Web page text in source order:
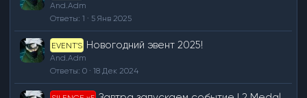
And.Adm
Ответы 1 5 Янв 2025
EVENT'S Новогодний эвент 2025!
And.Adm
Ответы 0 18 Дек 2024